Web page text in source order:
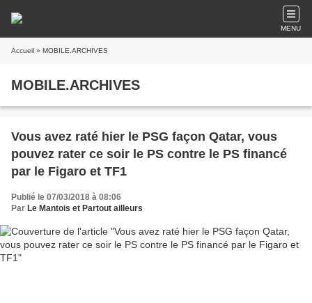
MENU
Accueil » MOBILE.ARCHIVES
MOBILE.ARCHIVES
Vous avez raté hier le PSG façon Qatar, vous
pouvez rater ce soir le PS contre le PS financé
par le Figaro et TF1
Publié le 07/03/2018 à 08:06
Par Le Mantois et Partout ailleurs